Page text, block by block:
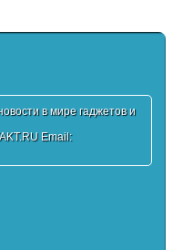
в мире гаджетов и
Email: